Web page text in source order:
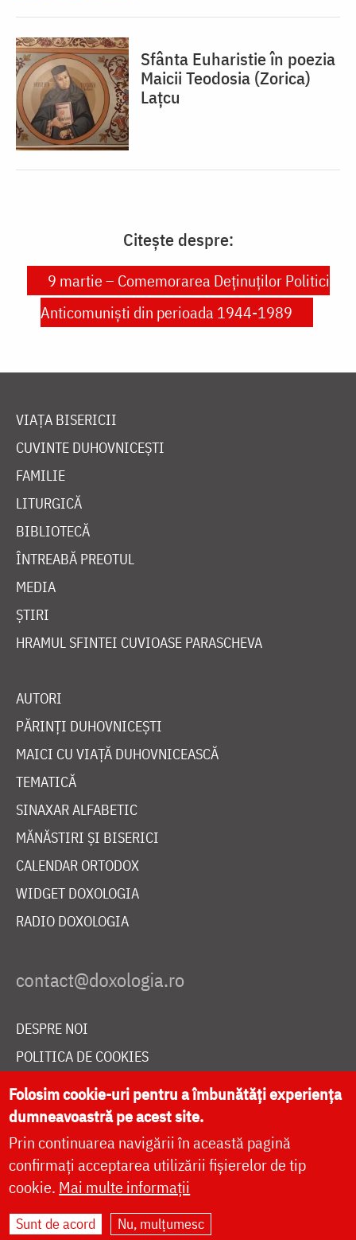
Sfânta Euharistie în poezia
Maicii Teodosia (Zorica)
Lațcu
Citește despre:
9 martie – Comemorarea Deținuților Politici
Anticomuniști din perioada 1944-1989
VIAȚA BISERICII
CUVINTE DUHOVNICEȘTI
FAMILIE
LITURGICĂ
BIBLIOTECĂ
ÎNTREABĂ PREOTUL
MEDIA
ȘTIRI
HRAMUL SFINTEI CUVIOASE PARASCHEVA
AUTORI
PĂRINȚI DUHOVNICEȘTI
MAICI CU VIAȚĂ DUHOVNICEASCĂ
TEMATICĂ
SINAXAR ALFABETIC
MĂNĂSTIRI ȘI BISERICI
CALENDAR ORTODOX
WIDGET DOXOLOGIA
RADIO DOXOLOGIA
DESPRE NOI
POLITICA DE COOKIES
DONEAZĂ ONLINE PENTRU CATEDRALA NAȚIONALĂ
LIVE
Site dezvoltat deDOXOLOGIA MEDIA
Folosim cookie-uri pentru a îmbunătăți experiența
dumneavoastră pe acest site.
Prin continuarea navigării în această pagină
confirmați acceptarea utilizării fișierelor de tip
cookie. Mai multe informații
Sunt de acord Nu, mulțumesc